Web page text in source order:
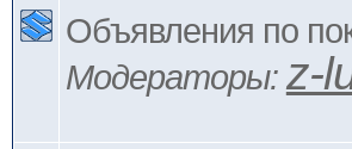
Объявления по
Модераторы: z-